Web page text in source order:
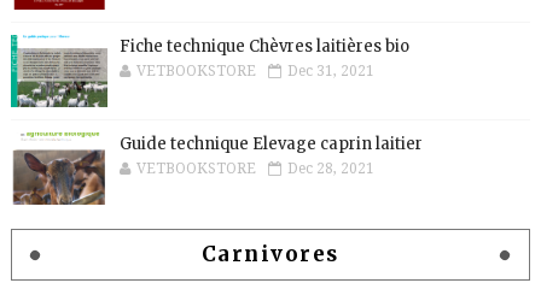
Fiche technique Chèvres laitières bio
VETBOOKSTORE Dec 31, 2021
Guide technique Elevage caprin laitier
VETBOOKSTORE Dec 28, 2021
Carnivores